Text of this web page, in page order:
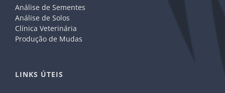
Análise de Sementes
Análise de Solos
Clínica Veterinária
Produção de Mudas
LINKS ÚTEIS